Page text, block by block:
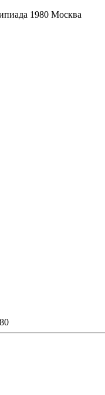
1980 Москва